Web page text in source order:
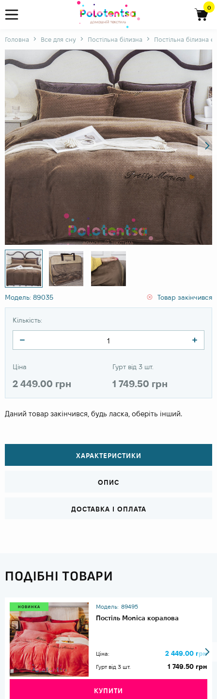
0
Головна Все для сну Постільна білизна Постільна білизна
Модель: 89035 Товар закінчився
Кількість:
Ціна
2 449.00 грн
Гурт від 3 шт.
1 749.50 грн
Даний товар закінчився, будь ласка, оберіть інший.
ХАРАКТЕРИСТИКИ
ОПИС
ДОСТАВКА І ОПЛАТА
ПОДІБНІ ТОВАРИ
НОВИНКА Модель: 89495
Постіль Monica коралова
Ціна: 2 449.00 грн
Гурт від 3 шт. 1 749.50 грн
КУПИТИ